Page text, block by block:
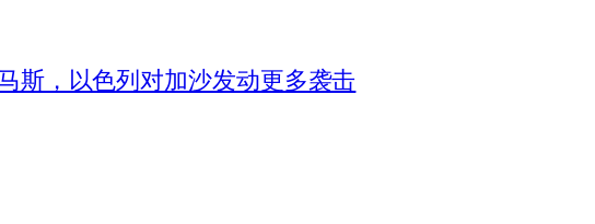
斯，以色列对加沙发动更多袭击